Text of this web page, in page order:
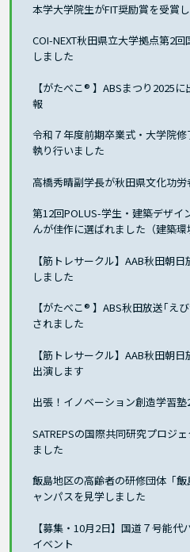
本学大学院生がFIT奨励賞を受賞
COI-NEXT秋田県立大学拠点第2
しました
【がたべこ® 】ABSまつり2025
報
令和７年度前期卒業式・大学院
執り行いました
高橋秀晴副学長が秋田県文化功
第12回POLUS-学生・建築デザイ
んが佳作に選ばれました（建築環
【筋トレサークル】AAB秋田朝
しました
【がたべこ® 】ABS秋田放送｢え
されました
【筋トレサークル】AAB秋田朝
出演します
出張！イノベーション創造学習
SATREPSの国際共同研究プロジ
ました
飯島地区の高齢者の研修団体「
ャンパスを見学しました
【募集・10月2日】国道７号能
イベント